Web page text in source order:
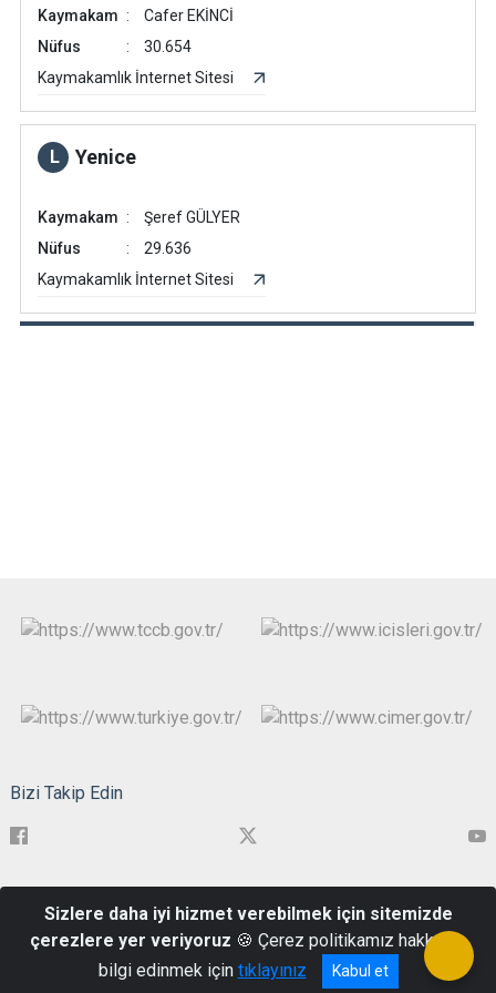
Kaymakam
Cafer EKİNCİ
Nüfus
30.654
Kaymakamlık İnternet Sitesi
L Yenice
Kaymakam
Şeref GÜLYER
Nüfus
29.636
Kaymakamlık İnternet Sitesi
Bizi Takip Edin
Merkez/Çanakkale
0286 217 1999
Sizlere daha iyi hizmet verebilmek için sitemizde
çerezlere yer veriyoruz 🍪 Çerez politikamız hakkında
bilgi edinmek için tıklayınız Kabul et